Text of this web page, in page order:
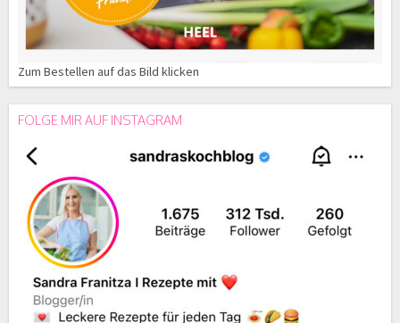
Zum Bestellen auf das Bild klicken
FOLGE MIR AUF INSTAGRAM